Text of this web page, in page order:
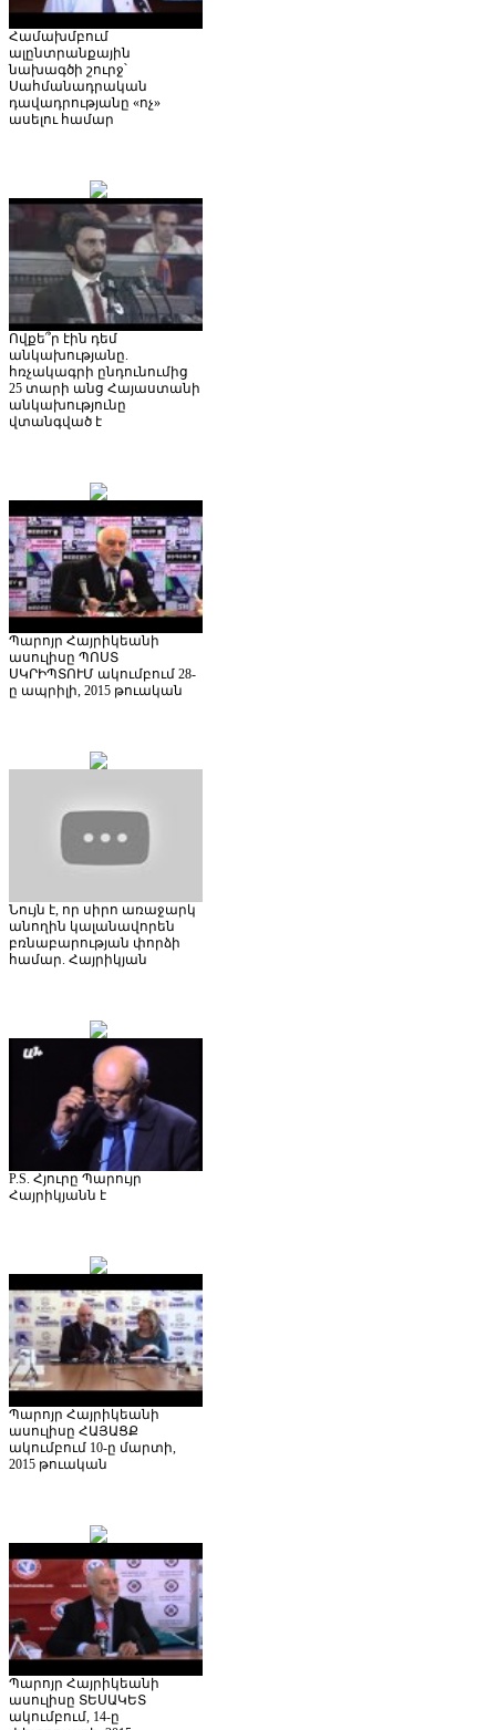
Համախմբում
ալընտրանքային
նախագծի շուրջ՝
Սահմանադրական
դավադրությանը «ոչ»
ասելու համար
Ովքե՞ր էին դեմ
անկախությանը.
հռչակագրի ընդունումից
25 տարի անց Հայաստանի
անկախությունը
վտանգված է
Պարոյր Հայրիկեանի
ասուլիսը ՊՈՍՏ
ՍԿՐԻՊՏՈՒՄ ակումբում 28-
ը ապրիլի, 2015 թուական
Նույն է, որ սիրո առաջարկ
անողին կալանավորեն
բռնաբարության փորձի
համար. Հայրիկյան
P.S. Հյուրը Պարույր
Հայրիկյանն է
Պարոյր Հայրիկեանի
ասուլիսը ՀԱՅԱՑՔ
ակումբում 10-ը մարտի,
2015 թուական
Պարոյր Հայրիկեանի
ասուլիսը ՏԵՍԱԿԵՏ
ակումբում, 14-ը